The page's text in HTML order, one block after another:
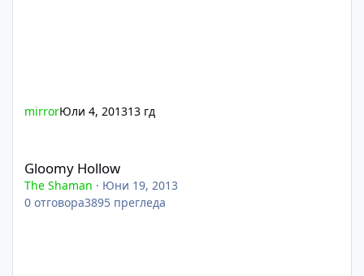
mirrorЮли 4, 201313 гд
Gloomy Hollow
The Shaman · Юни 19, 2013
0 отговора3895 прегледа